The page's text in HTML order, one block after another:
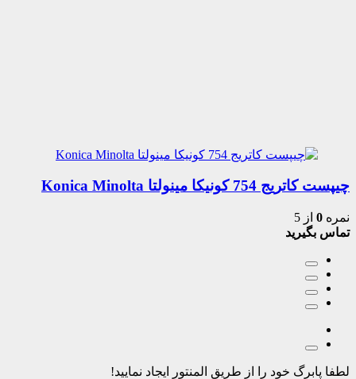
چیپست کاتریج 754 کونیکا مینولتا Konica Minolta
نمره 0 از 5
تماس بگیرید
لطفا پابرگ خود را از طریق المنتور ایجاد نمایید!